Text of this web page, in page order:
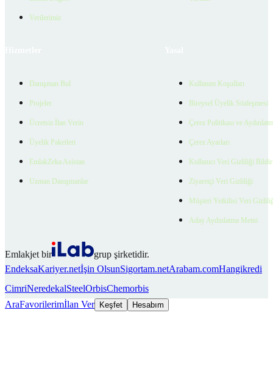
Verilerimiz
Danışman Bul
Projeler
Ücretsiz İlan Verin
Üyelik Paketleri
EmlakZeka Asistan
Uzman Danışmanlar
Kullanım Koşulları
Bireysel Üyelik Sözleşmesi
Çerez Politikası ve
Çerez Ayarları
Kullanıcı Veri Gizliliği
Ziyaretçi Veri Gizliliği
Müşteri Yetkilisi Veri
Aday Aydınlatma Metni
Emlakjet bir
grup şirketidir.
EndeksaKariyer.netİşin OlsunSigortam.netArabam.comHangikredi
CimriNeredekalSteelOrbisChemorbis
AraFavorilerimİlan Ver Keşfet Hesabım